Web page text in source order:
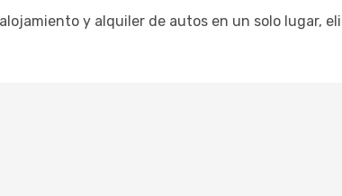
y alquiler de autos en un solo lugar,